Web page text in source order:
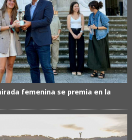
femenina se premia en la